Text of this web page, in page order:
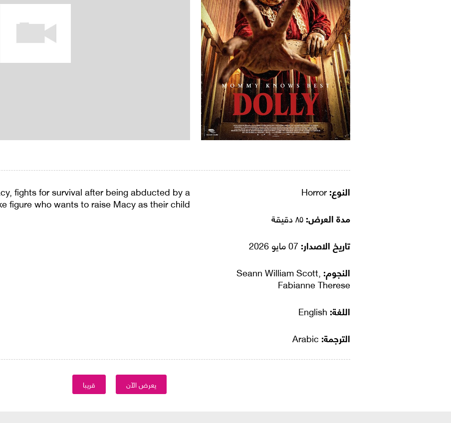
النوع:
مدة العرض:
تاريخ الاصدار:
النجوم: Seann William Scott,
Fabianne Therese
اللغة:
الترجمة:
fights for survival after being abducted by a
figure who wants to raise Macy as their child.
يعرض الآن قريبا